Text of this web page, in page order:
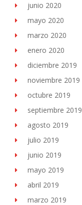
junio 2020
mayo 2020
marzo 2020
enero 2020
diciembre 2019
noviembre 2019
octubre 2019
septiembre 2019
agosto 2019
julio 2019
junio 2019
mayo 2019
abril 2019
marzo 2019